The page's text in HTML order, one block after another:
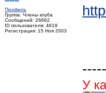
Профиль
Группа: Члены клуба
Сообщений: 26662
ID пользователя: 4619
Регистрация: 15 Ноя 2003
У